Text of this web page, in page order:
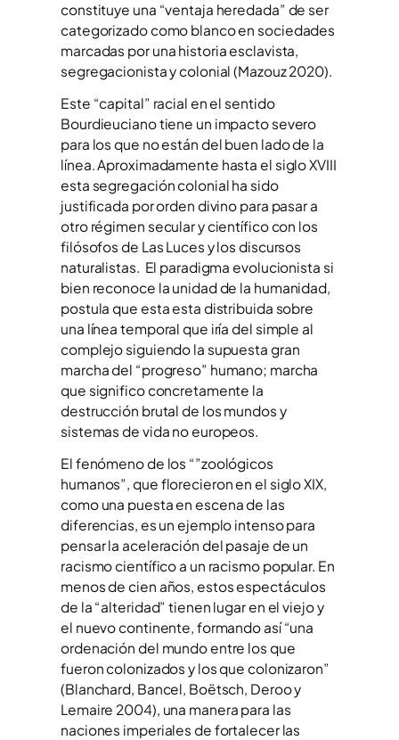
constituye una “ventaja heredada” de ser
categorizado como blanco en sociedades
marcadas por una historia esclavista,
segregacionista y colonial (Mazouz 2020).
Este “capital” racial en el sentido
Bourdieuciano tiene un impacto severo
para los que no están del buen lado de la
línea. Aproximadamente hasta el siglo XVIII
esta segregación colonial ha sido
justificada por orden divino para pasar a
otro régimen secular y científico con los
filósofos de Las Luces y los discursos
naturalistas. El paradigma evolucionista si
bien reconoce la unidad de la humanidad,
postula que esta esta distribuida sobre
una línea temporal que iría del simple al
complejo siguiendo la supuesta gran
marcha del “progreso” humano; marcha
que significo concretamente la
destrucción brutal de los mundos y
sistemas de vida no europeos.
El fenómeno de los “”zoológicos
humanos”, que florecieron en el siglo XIX,
como una puesta en escena de las
diferencias, es un ejemplo intenso para
pensar la aceleración del pasaje de un
racismo científico a un racismo popular. En
menos de cien años, estos espectáculos
de la “alteridad” tienen lugar en el viejo y
el nuevo continente, formando así “una
ordenación del mundo entre los que
fueron colonizados y los que colonizaron”
(Blanchard, Bancel, Boëtsch, Deroo y
Lemaire 2004), una manera para las
naciones imperiales de fortalecer las